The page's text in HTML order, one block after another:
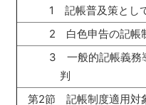
1 記帳普及策とし
2 白色申告の記帳
3 一般的記帳義務
判
第2節 記帳制度適用対